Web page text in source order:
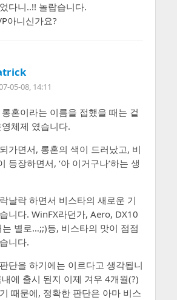
다니..!! 놀랍습니다.
아니신가요?
05-08, 14:11
혼이라는 이름을 접했을 때는 겉
체제 였습니다.
가면서, 롱혼의 색이 드러났고, 비
등장하면서, ‘아 이거구나’하는 생
날락 하면서 비스타의 새로운 기
니다. WinFX라던가, Aero, DX10
별로…;;)등, 비스타의 맛이 점점
니다.
단을 하기에는 이르다고 생각됩니
에 출시 된지 이제 겨우 4개월(?)
때문에, 정확한 판단은 아마 비스